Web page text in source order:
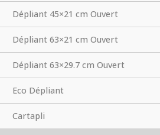
Dépliant 45×21 cm Ouvert
Dépliant 63×21 cm Ouvert
Dépliant 63×29.7 cm Ouvert
Eco Dépliant
Cartapli